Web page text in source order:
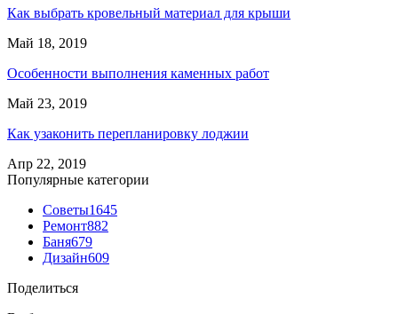
Как выбрать кровельный материал для крыши
Май 18, 2019
Особенности выполнения каменных работ
Май 23, 2019
Как узаконить перепланировку лоджии
Апр 22, 2019
Популярные категории
Советы1645
Ремонт882
Баня679
Дизайн609
Поделиться